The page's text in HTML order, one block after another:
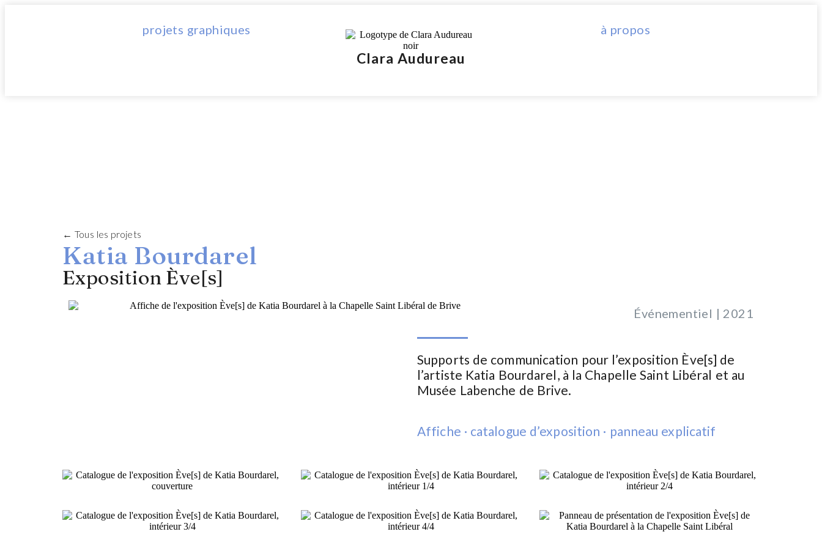
projets graphiques
Clara Audureau
à propos
← Tous les projets
Katia Bourdarel
Exposition Ève[s]
Événementiel | 2021
Supports de communication pour l’exposition Ève[s] de
l’artiste Katia Bourdarel, à la Chapelle Saint Libéral et au
Musée Labenche de Brive.
Affiche · catalogue d’exposition · panneau explicatif